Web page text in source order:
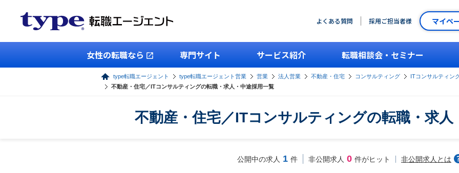
よくある質問 採用ご担当者様 マイペ
女性の転職なら 専門サイト サービス紹介 転職相談会・セミナー
type転職エージェント type転職エージェント営業 営業 法人営業 不動産・住宅 コンサルティング
ITコンサルティン
不動産・住宅／ITコンサルティングの転職・求人・中途採用一覧
不動産・住宅／ITコンサルティングの転職・求人
公開中の求人 1 件 非公開求人 0 件がヒット 非公開求人とは